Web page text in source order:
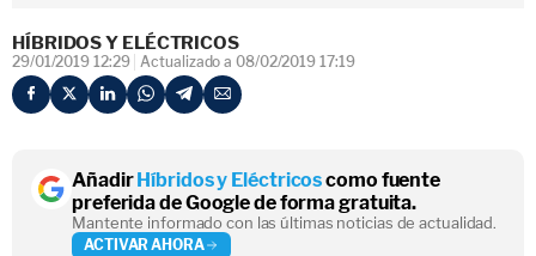
HÍBRIDOS Y ELÉCTRICOS
29/01/2019 12:29 Actualizado a 08/02/2019 17:19
AñadirHíbridos y Eléctricoscomo fuente
preferida de Google de forma gratuita.
Mantente informado con las últimas noticias de actualidad.
ACTIVAR AHORA